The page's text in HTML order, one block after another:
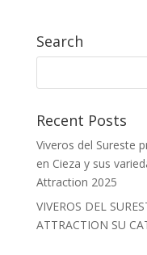
Search
Recent Posts
Viveros del Sureste
en Cieza y sus
Attraction 2025
VIVEROS DEL
ATTRACTION SU